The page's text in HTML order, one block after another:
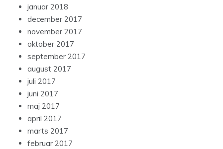
januar 2018
december 2017
november 2017
oktober 2017
september 2017
august 2017
juli 2017
juni 2017
maj 2017
april 2017
marts 2017
februar 2017